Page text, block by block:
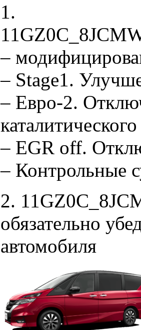
1.
–
– Stage1.
– Евро-2.
– EGR off.
– Контрольные
2.
обязательно
автомобиля